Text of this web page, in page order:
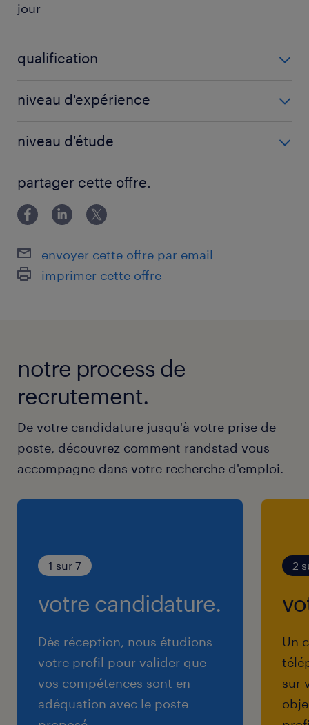
jour
qualification
niveau d'expérience
niveau d'étude
partager cette offre.
envoyer cette offre par email
imprimer cette offre
notre process de
recrutement.
De votre candidature jusqu'à votre prise de
poste, découvrez comment randstad vous
accompagne dans votre recherche d'emploi.
1 sur 7
votre candidature.
Dès réception, nous étudions
votre profil pour valider que
vos compétences sont en
adéquation avec le poste
2
Un
sur